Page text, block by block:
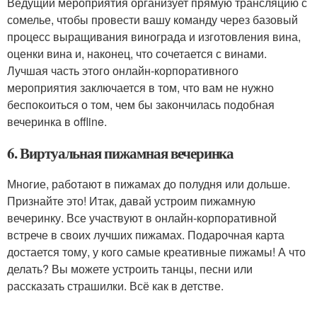
сомелье, чтобы провести вашу команду через базовый
процесс выращивания винограда и изготовления вина,
оценки вина и, наконец, что сочетается с винами.
Лучшая часть этого онлайн-корпоративного
мероприятия заключается в том, что вам не нужно
беспокоиться о том, чем бы закончилась подобная
вечеринка в offline.
6. Виртуальная пижамная вечеринка
Многие, работают в пижамах до полудня или дольше.
Признайте это! Итак, давай устроим пижамную
вечеринку. Все участвуют в онлайн-корпоративной
встрече в своих лучших пижамах. Подарочная карта
достается тому, у кого самые креативные пижамы! А что
делать? Вы можете устроить танцы, песни или
рассказать страшилки. Всё как в детстве.